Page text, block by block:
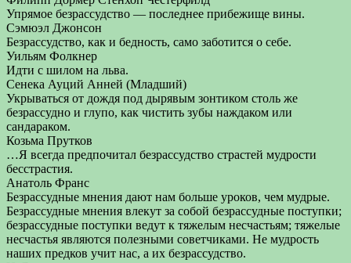
Упрямое безрассудство — последнее прибежище вины.
Сэмюэл Джонсон
Безрассудство, как и бедность, само заботится о себе.
Уильям Фолкнер
Идти с шилом на льва.
Сенека Ауций Анней (Младший)
Укрываться от дождя под дырявым зонтиком столь же
безрассудно и глупо, как чистить зубы наждаком или
сандараком.
Козьма Прутков
…Я всегда предпочитал безрассудство страстей мудрости
бесстрастия.
Анатоль Франс
Безрассудные мнения дают нам больше уроков, чем мудрые.
Безрассудные мнения влекут за собой безрассудные поступки;
безрассудные поступки ведут к тяжелым несчастьям; тяжелые
несчастья являются полезными советчиками. Не мудрость
наших предков учит нас, а их безрассудство.